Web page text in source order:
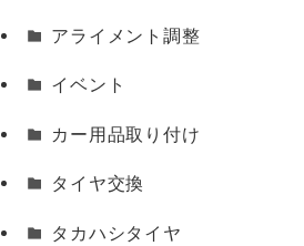
アライメント調整
イベント
カー用品取り付け
タイヤ交換
タカハシタイヤ